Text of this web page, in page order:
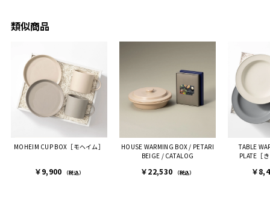
ちらも大変気に入ったと写
を選んでよかったし他の友
人にもお勧めしたいと感じ
ました。
また、こちら不注意でメー
ルアドレスを誤って入力し
登録してログインできなく
困った際にも、迅速に回答
す。
類似商品
MOHEIM CUP BOX［モヘイム］
￥9,900 （税込）
HOUSE WARMING BOX / PETARI
BEIGE / CATALOG
￥22,530 （税込）
TABLE
PLATE［
￥